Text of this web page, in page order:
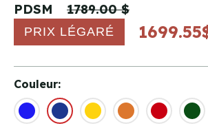
PDSM 1789.00 $
PRIX LÉGARÉ
Couleur: